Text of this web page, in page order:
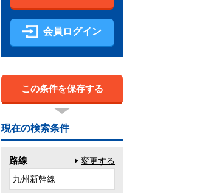
会員ログイン
この条件を保存する
現在の検索条件
路線
変更する
九州新幹線